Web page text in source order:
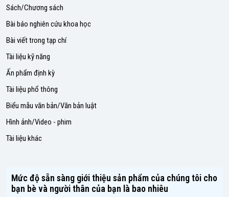
Sách/Chương sách
Bài báo nghiên cứu khoa học
Bài viết trong tạp chí
Tài liệu kỹ năng
Ấn phẩm định kỳ
Tài liệu phổ thông
Biểu mẫu văn bản/Văn bản luật
Hình ảnh/Video - phim
Tài liệu khác
Mức độ sẵn sàng giới thiệu sản phẩm của chúng tôi cho
bạn bè và người thân của bạn là bao nhiêu